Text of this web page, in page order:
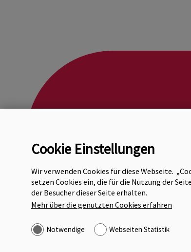
Cookie Einstellungen
Wir verwenden Cookies für diese Webseite.
setzen Cookies ein, die für die Nutzung der
der Besucher dieser Seite erhalten.
Mehr über die genutzten Cookies erfahren
Notwendige Webseiten Statistik
©